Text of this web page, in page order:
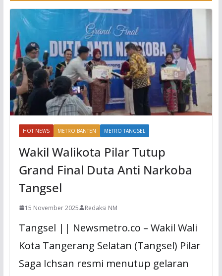
HOT NEWS METRO BANTEN METRO TANGSEL
Wakil Walikota Pilar Tutup
Grand Final Duta Anti Narkoba
Tangsel
15 November 2025 Redaksi NM
Tangsel || Newsmetro.co – Wakil Wali
Kota Tangerang Selatan (Tangsel) Pilar
Saga Ichsan resmi menutup gelaran